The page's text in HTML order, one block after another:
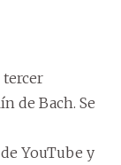
tercer
de Bach. Se
YouTube y